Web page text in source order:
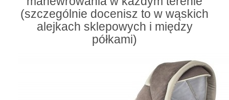
(szczególnie docenisz to w wąskich
alejkach sklepowych i między
półkami)